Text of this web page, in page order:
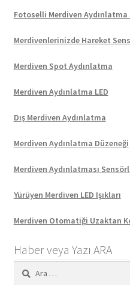
Fotoselli Merdiven
Merdivenlerinizde Hareket
Merdiven Spot Aydınlatma
Merdiven Aydınlatma LED
Dış Merdiven Aydınlatma
Merdiven Aydınlatma Düzeneği
Merdiven Aydınlatması
Yürüyen Merdiven LED Işıkları
Merdiven Otomatiği Uzaktan
Haber veya Yazı ARA
Arama: